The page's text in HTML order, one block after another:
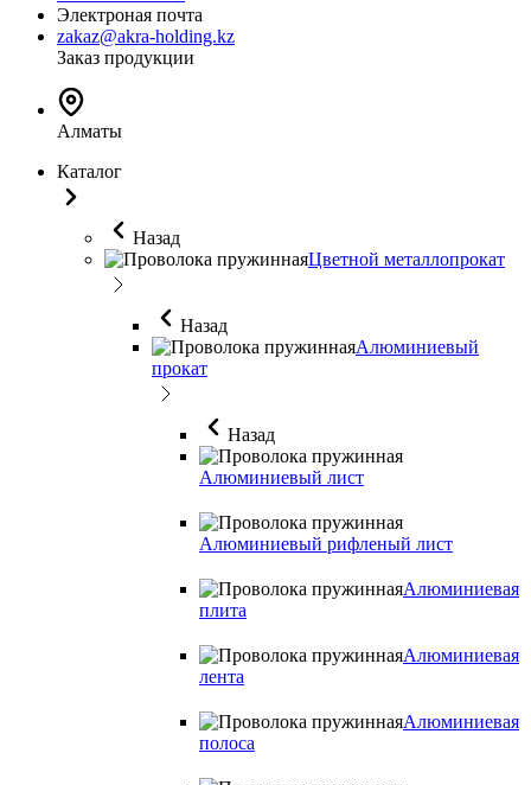
Электроная почта
zakaz@akra-holding.kz
Заказ продукции
Алматы
Каталог
Назад
Цветной металлопрокат
Назад
Алюминиевый
прокат
Назад
Алюминиевый лист
Алюминиевый рифленый лист
Алюминиевая
плита
Алюминиевая
лента
Алюминиевая
полоса